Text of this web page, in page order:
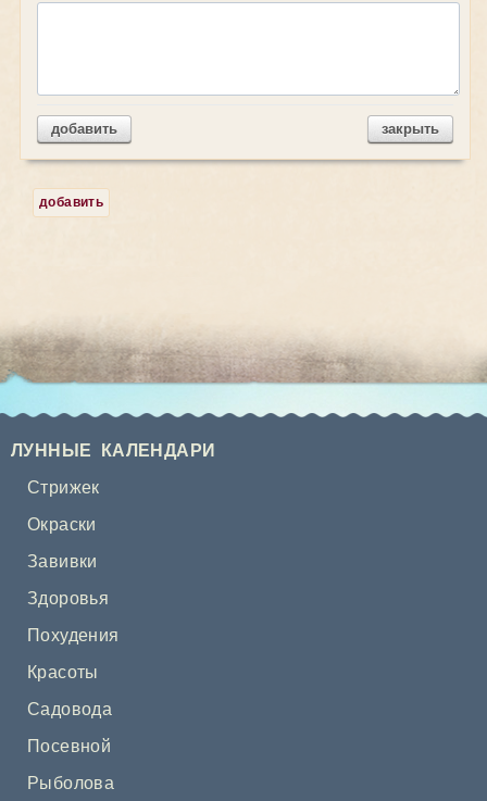
добавить закрыть
добавить
ЛУННЫЕ КАЛЕНДАРИ
Стрижек
Окраски
Завивки
Здоровья
Похудения
Красоты
Садовода
Посевной
Рыболова